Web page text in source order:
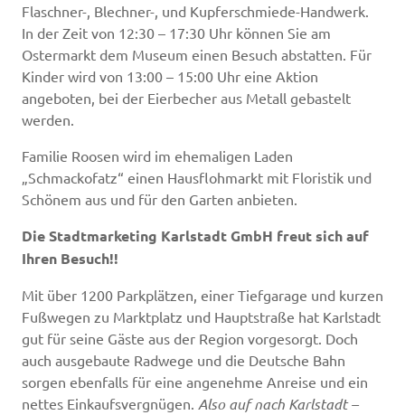
Flaschner-, Blechner-, und Kupferschmiede-Handwerk.
In der Zeit von 12:30 – 17:30 Uhr können Sie am
Ostermarkt dem Museum einen Besuch abstatten. Für
Kinder wird von 13:00 – 15:00 Uhr eine Aktion
angeboten, bei der Eierbecher aus Metall gebastelt
werden.
Familie Roosen wird im ehemaligen Laden
„Schmackofatz“ einen Hausflohmarkt mit Floristik und
Schönem aus und für den Garten anbieten.
Die Stadtmarketing Karlstadt GmbH freut sich auf
Ihren Besuch!!
Mit über 1200 Parkplätzen, einer Tiefgarage und kurzen
Fußwegen zu Marktplatz und Hauptstraße hat Karlstadt
gut für seine Gäste aus der Region vorgesorgt. Doch
auch ausgebaute Radwege und die Deutsche Bahn
sorgen ebenfalls für eine angenehme Anreise und ein
nettes Einkaufsvergnügen. Also auf nach Karlstadt –